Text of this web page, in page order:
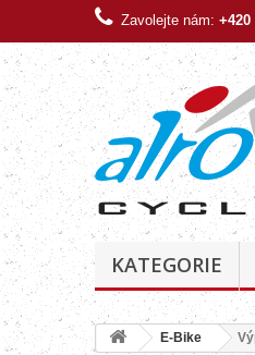
Zavolejte nám: +420
KATEGORIE
E-Bike